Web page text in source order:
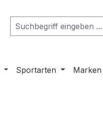
Sportarten Marken